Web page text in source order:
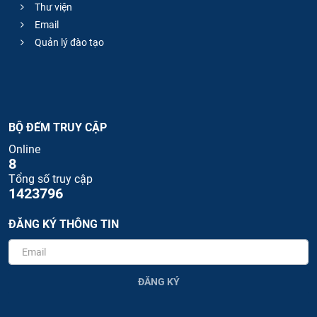
Thư viện
Email
Quản lý đào tạo
BỘ ĐẾM TRUY CẬP
Online
8
Tổng số truy cập
1423796
ĐĂNG KÝ THÔNG TIN
ĐĂNG KÝ